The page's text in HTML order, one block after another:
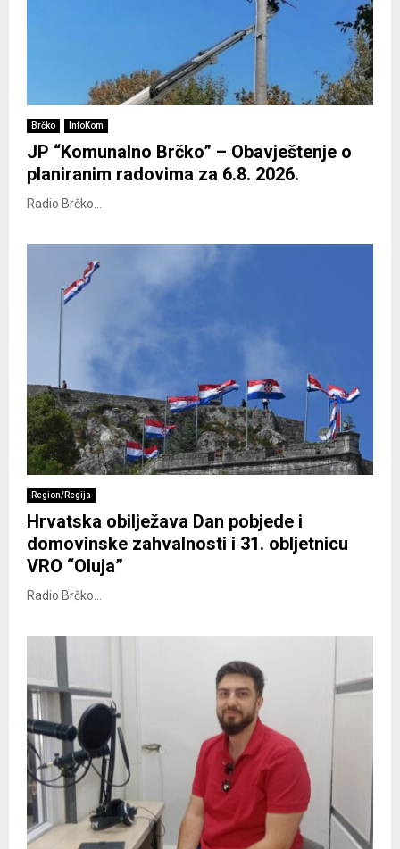
Brčko InfoKom
JP “Komunalno Brčko” – Obavještenje o
planiranim radovima za 6.8. 2026.
Radio Brčko...
Region/Regija
Hrvatska obilježava Dan pobjede i
domovinske zahvalnosti i 31. obljetnicu
VRO “Oluja”
Radio Brčko...